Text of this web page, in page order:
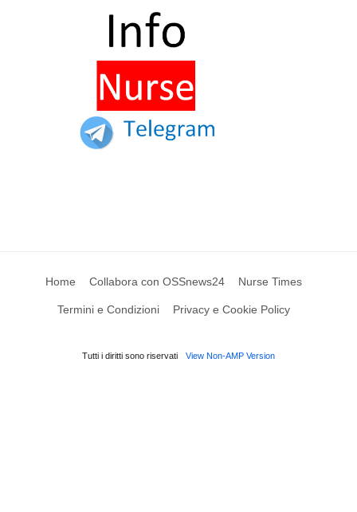
Home Collabora con OSSnews24 Nurse Times
Termini e Condizioni Privacy e Cookie Policy
Tutti i diritti sono riservati View Non-AMP Version